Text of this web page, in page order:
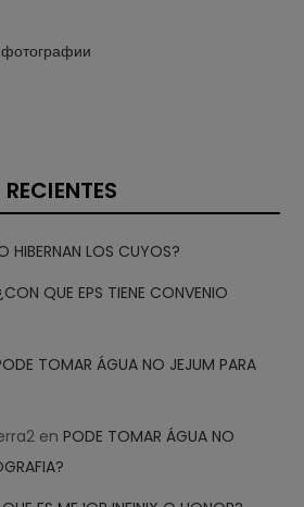
HIBERNAN LOS CUYOS?
QUE EPS TIENE CONVENIO
TOMAR ÁGUA NO JEJUM PARA
enPODE TOMAR ÁGUA NO